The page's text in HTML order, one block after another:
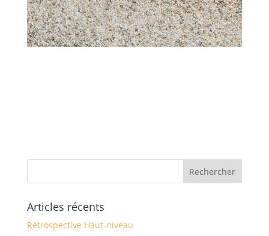
Articles récents
Rétrospective Haut-niveau